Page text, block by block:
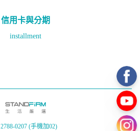
信用卡與分期
installment
2788-0207 (手機加02)